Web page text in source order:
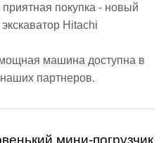
покупка - новый
Hitachi
машина доступна в
партнеров.
мини-погрузчик